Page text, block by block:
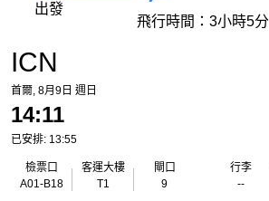
ICN
首爾, 8月9日 週日
14:11
已安排: 13:55
檢票口
A01-B18
客運大樓
T1
閘口
9
出發
飛行時間：3小時5分
行李
--